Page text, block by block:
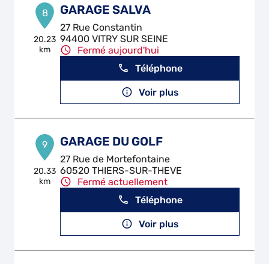
8
20.23
km
GARAGE SALVA
27 Rue Constantin
94400 VITRY SUR SEINE
Fermé aujourd'hui
Téléphone
Voir plus
9
20.33
km
GARAGE DU GOLF
27 Rue de Mortefontaine
60520 THIERS-SUR-THEVE
Fermé actuellement
Téléphone
Voir plus